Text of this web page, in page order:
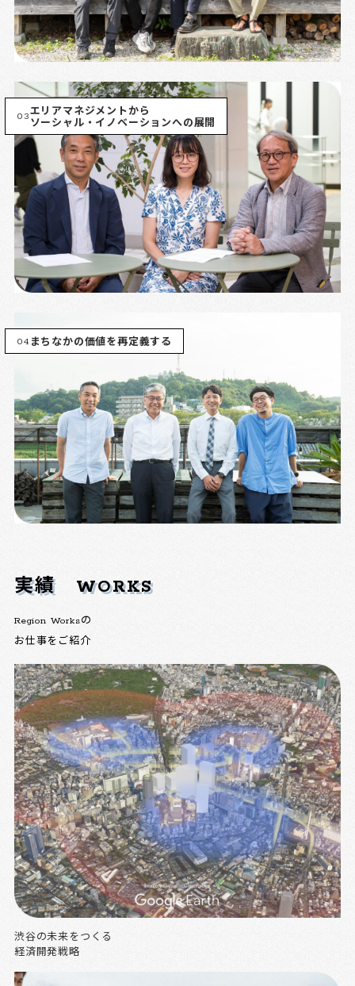
03エリアマネジメントから
ソーシャル・イノベーションへの展開
04 まちなかの価値を再定義する
実績 WORKS
Region Worksの
お仕事をご紹介
渋谷の未来をつくる
経済開発戦略